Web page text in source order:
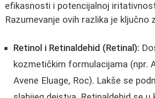
efikasnosti i potencijalnoj
Razumevanje ovih razlika je ključno
Retinol i Retinaldehid (Retinal):
kozmetičkim formulacijama (npr.
Avene Eluage, Roc). Lakše se